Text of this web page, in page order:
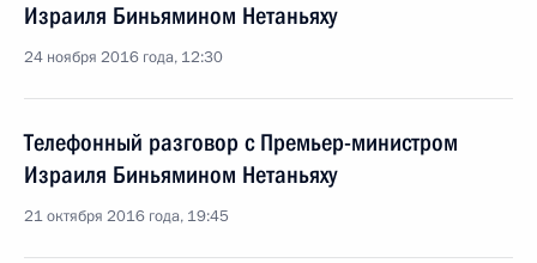
Израиля Биньямином Нетаньяху
24 ноября 2016 года, 12:30
Телефонный разговор с Премьер-министром
Израиля Биньямином Нетаньяху
21 октября 2016 года, 19:45